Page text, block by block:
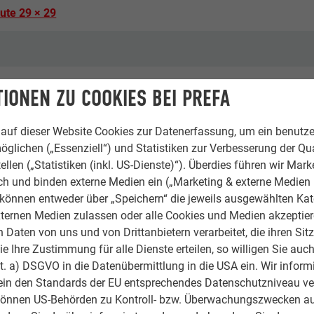
ZU COOKIES BEI PREFA
dieser Website Cookies zur Datenerfassung, um ein
(„Essenziell“) und Statistiken zur Verbesserung der
(„Statistiken (inkl. US-Dienste)“). Überdies führen wir
und binden externe Medien ein („Marketing & externe Medien
entweder über „Speichern“ die jeweils ausgewählten
Medien zulassen oder alle Cookies und Medien
Daten von uns und von Drittanbietern verarbeitet, die ihren
Ihre Zustimmung für alle Dienste erteilen, so willigen Sie
a) DSGVO in die Datenübermittlung in die USA ein. Wir
den Standards der EU entsprechendes Datenschutzniveau
US-Behörden zu Kontroll- bzw. Überwachungszwecken
29 × 29
architekten,
Öffentliche Gebäude & sonstige Einrichtungen